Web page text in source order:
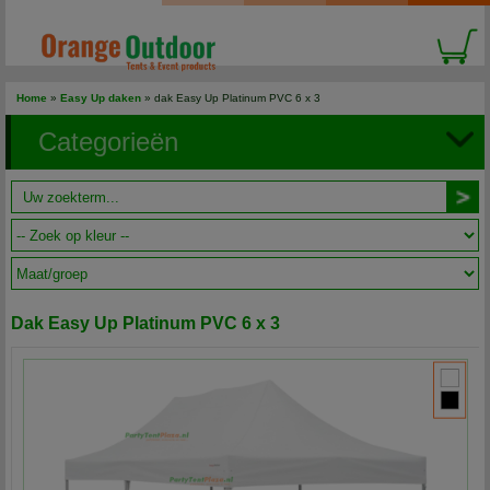
Home » Easy Up daken » dak Easy Up Platinum PVC 6 x 3
Categorieën
Dak Easy Up Platinum PVC 6 x 3